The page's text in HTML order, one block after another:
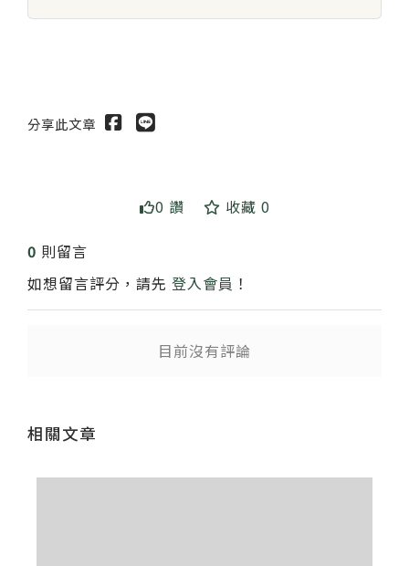
分享此文章
0 讚 收藏 0
0 則留言
如想留言評分，請先 登入會員 ！
目前沒有評論
相關文章